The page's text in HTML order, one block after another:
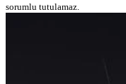
sorumlu tutulamaz.